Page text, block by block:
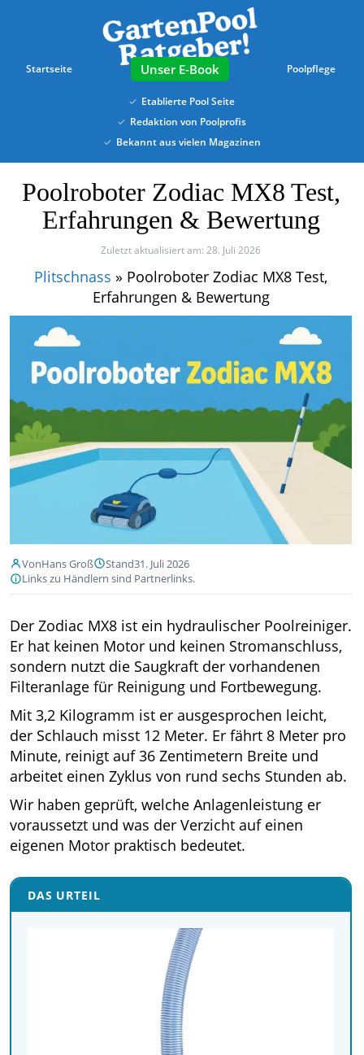
content
Startseite Poolpflege
E-Book
Etablierte Pool Seite
Redaktion von Poolprofis
Bekannt aus vielen Magazinen
Poolroboter Zodiac MX8 Test,
Erfahrungen & Bewertung
Zuletzt aktualisiert am: 28. Juli 2026
Plitschnass » Poolroboter Zodiac MX8 Test,
Erfahrungen & Bewertung
VonHans Groß Stand31. Juli 2026
Links zu Händlern sind Partnerlinks.
Der Zodiac MX8 ist ein hydraulischer Poolreiniger.
Er hat keinen Motor und keinen Stromanschluss,
sondern nutzt die Saugkraft der vorhandenen
Filteranlage für Reinigung und Fortbewegung.
Mit 3,2 Kilogramm ist er ausgesprochen leicht,
der Schlauch misst 12 Meter. Er fährt 8 Meter pro
Minute, reinigt auf 36 Zentimetern Breite und
arbeitet einen Zyklus von rund sechs Stunden ab.
Wir haben geprüft, welche Anlagenleistung er
voraussetzt und was der Verzicht auf einen
eigenen Motor praktisch bedeutet.
DAS URTEIL